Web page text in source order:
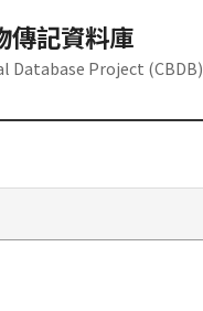
傳記資料庫
Database Project (CBDB)